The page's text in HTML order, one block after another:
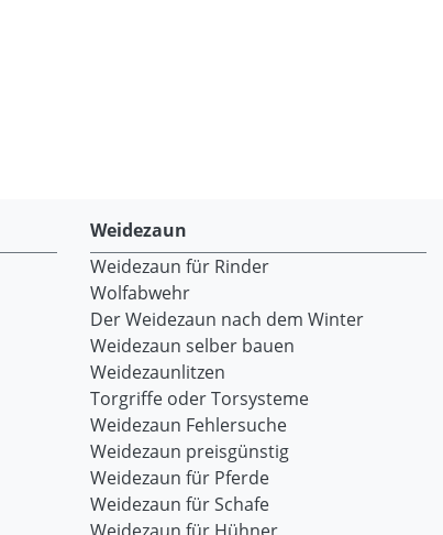
Weidezaun
Weidezaun für Rinder
Wolfabwehr
Der Weidezaun nach dem Winter
Weidezaun selber bauen
Weidezaunlitzen
Torgriffe oder Torsysteme
Weidezaun Fehlersuche
Weidezaun preisgünstig
Weidezaun für Pferde
Weidezaun für Schafe